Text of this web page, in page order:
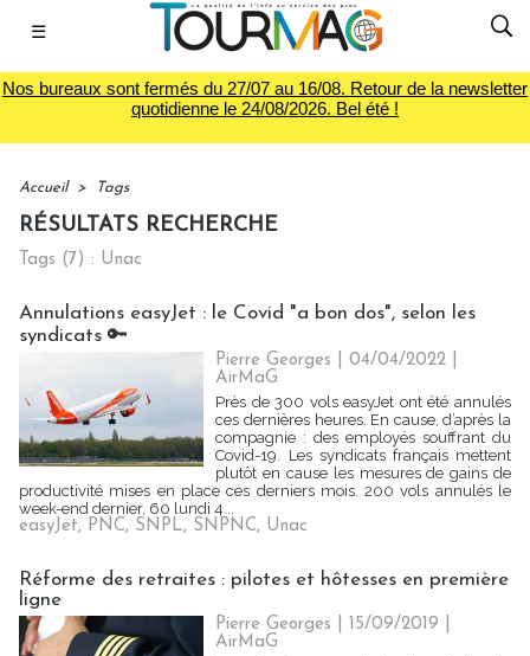
☰
Nos bureaux sont fermés du 27/07 au 16/08. Retour de la newsletter
quotidienne le 24/08/2026. Bel été !
Accueil > Tags
RÉSULTATS RECHERCHE
Tags (7) : Unac
Annulations easyJet : le Covid "a bon dos", selon les
syndicats 🔑
Pierre Georges | 04/04/2022
AirMaG
Près de 300 vols easyJet ont été annulés
ces dernières heures. En cause, d’après la
compagnie : des employés souffrant du
Covid-19. Les syndicats français mettent
plutôt en cause les mesures de gains de
productivité mises en place ces derniers mois. 200 vols annulés le
week-end dernier, 60 lundi 4...
easyJet, PNC, SNPL, SNPNC, Unac
Réforme des retraites : pilotes et hôtesses en première
ligne
Pierre Georges | 15/09/2019
AirMaG